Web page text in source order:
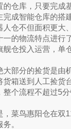
的仓库，只要完成
成智能仓库的搭建
人仓不但面积更大
一的物流特点进行
舰仓投入运营，单
大部分的捡货是由
箱送到人工捡货
整个流程不超过5
，菜鸟惠阳仓在双
。